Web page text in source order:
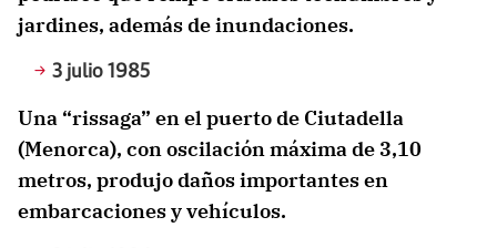
jardines, además de inundaciones.
3 julio 1985
Una “rissaga” en el puerto de Ciutadella
(Menorca), con oscilación máxima de 3,10
metros, produjo daños importantes en
embarcaciones y vehículos.